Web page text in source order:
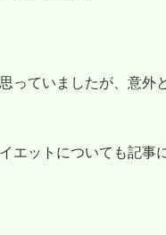
っていましたが、意外
エットについても記事